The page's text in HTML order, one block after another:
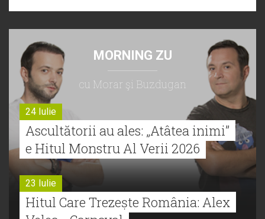
MORNING ZU
cu Morar şi Buzdugan
24 Iulie
Ascultătorii au ales: „Atâtea inimi”
e Hitul Monstru Al Verii 2026
23 Iulie
Hitul Care Trezește România: Alex